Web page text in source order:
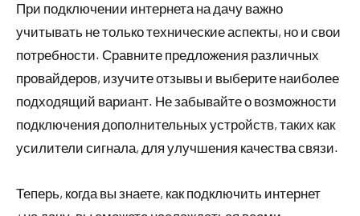
При подключении интернета на дачу важно
учитывать не только технические аспекты, но и свои
потребности. Сравните предложения различных
провайдеров, изучите отзывы и выберите наиболее
подходящий вариант. Не забывайте о возможности
подключения дополнительных устройств, таких как
усилители сигнала, для улучшения качества связи.
Теперь, когда вы знаете, как подключить интернет